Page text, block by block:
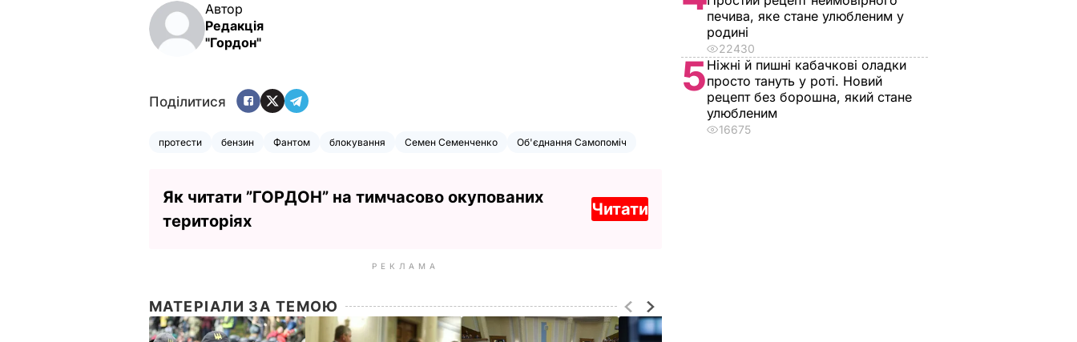
Автор
Редакція
"Гордон"
Поділитися
протести бензин Фантом блокування Семен Семенченко Об'єднання Самопоміч
Як читати ”ГОРДОН” на тимчасово окупованих
територіях
Читати
РЕКЛАМА
МАТЕРІАЛИ ЗА ТЕМОЮ
печива, яке стане улюбленим у
родині
22430
5Ніжні й пишні кабачкові оладки
просто тануть у роті. Новий
рецепт без борошна, який стане
улюбленим
16675